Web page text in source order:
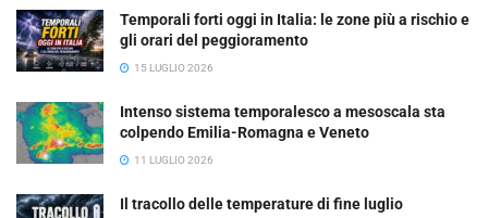
Temporali forti oggi in Italia: le zone più a rischio e
gli orari del peggioramento
15 LUGLIO 2026
Intenso sistema temporalesco a mesoscala sta
colpendo Emilia-Romagna e Veneto
11 LUGLIO 2026
Il tracollo delle temperature di fine luglio